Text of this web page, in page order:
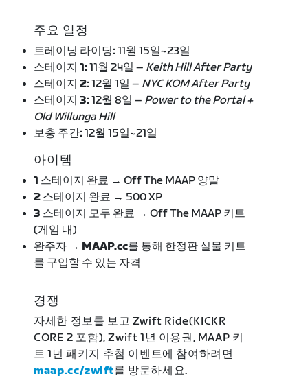
주요 일정
트레이닝 라이딩:11월 15일~23일
스테이지 1:11월 24일 – Keith Hill After Party
스테이지 2:12월 1일 – NYC KOM After Party
스테이지 3:12월 8일 – Power to the Portal +
Old Willunga Hill
보충 주간:12월 15일~21일
아이템
1 스테이지 완료 →Off The MAAP 양말
2 스테이지 완료 → 500 XP
3 스테이지 모두 완료 →Off The MAAP 키트
(게임 내)
완주자 → MAAP.cc를 통해 한정판 실물 키트
를 구입할 수 있는 자격
경쟁
자세한 정보를 보고 Zwift Ride(KICKR
CORE 2 포함), Zwift 1년 이용권, MAAP 키
트 1년 패키지 추첨 이벤트에 참여하려면
maap.cc/zwift를 방문하세요.